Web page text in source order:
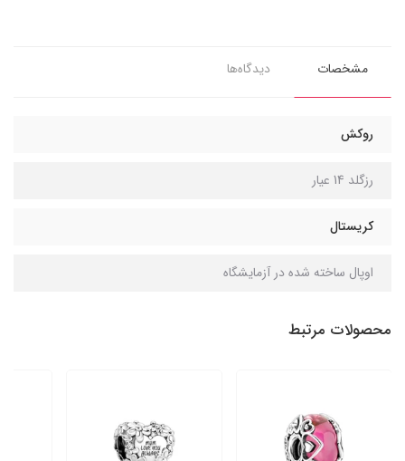
مشخصات دیدگاه‌ها
روکش
رزگلد 14 عیار
کریستال
اوپال ساخته شده در آزمایشگاه
محصولات مرتبط